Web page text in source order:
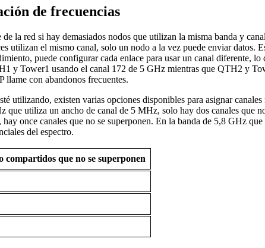
de frecuencias
la red si hay demasiados nodos que utilizan la misma banda y
utilizan el mismo canal, solo un nodo a la vez puede enviar datos.
puede configurar cada enlace para usar un canal diferente,
y Tower1 usando el canal 172 de 5 GHz mientras que QTH2 y
con abandonos frecuentes.
utilizando, existen varias opciones disponibles para asignar
que utiliza un ancho de canal de 5 MHz, solo hay dos canales que
once canales que no se superponen. En la banda de 5,8 GHz
del espectro.
compartidos que no se superponen